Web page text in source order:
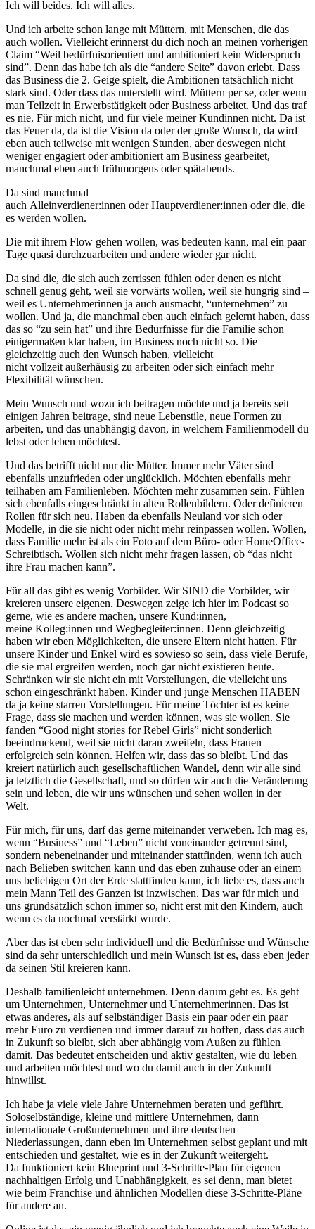
Ich will beides. Ich will alles.
Und ich arbeite schon lange mit Müttern, mit Menschen, die das
auch wollen. Vielleicht erinnerst du dich noch an meinen vorherigen
Claim “Weil bedürfnisorientiert und ambitioniert kein Widerspruch
sind”. Denn das habe ich als die “andere Seite” davon erlebt. Dass
das Business die 2. Geige spielt, die Ambitionen tatsächlich nicht
stark sind. Oder dass das unterstellt wird. Müttern per se, oder wenn
man Teilzeit in Erwerbstätigkeit oder Business arbeitet. Und das traf
es nie. Für mich nicht, und für viele meiner Kundinnen nicht. Da ist
das Feuer da, da ist die Vision da oder der große Wunsch, da wird
eben auch teilweise mit wenigen Stunden, aber deswegen nicht
weniger engagiert oder ambitioniert am Business gearbeitet,
manchmal eben auch frühmorgens oder spätabends.
Da sind manchmal
auch Alleinverdiener:innen oder Hauptverdiener:innen oder die, die
es werden wollen.
Die mit ihrem Flow gehen wollen, was bedeuten kann, mal ein paar
Tage quasi durchzuarbeiten und andere wieder gar nicht.
Da sind die, die sich auch zerrissen fühlen oder denen es nicht
schnell genug geht, weil sie vorwärts wollen, weil sie hungrig sind –
weil es Unternehmerinnen ja auch ausmacht, “unternehmen” zu
wollen. Und ja, die manchmal eben auch einfach gelernt haben, dass
das so “zu sein hat” und ihre Bedürfnisse für die Familie schon
einigermaßen klar haben, im Business noch nicht so. Die
gleichzeitig auch den Wunsch haben, vielleicht
nicht vollzeit außerhäusig zu arbeiten oder sich einfach mehr
Flexibilität wünschen.
Mein Wunsch und wozu ich beitragen möchte und ja bereits seit
einigen Jahren beitrage, sind neue Lebenstile, neue Formen zu
arbeiten, und das unabhängig davon, in welchem Familienmodell du
lebst oder leben möchtest.
Und das betrifft nicht nur die Mütter. Immer mehr Väter sind
ebenfalls unzufrieden oder unglücklich. Möchten ebenfalls mehr
teilhaben am Familienleben. Möchten mehr zusammen sein. Fühlen
sich ebenfalls eingeschränkt in alten Rollenbildern. Oder definieren
Rollen für sich neu. Haben da ebenfalls Neuland vor sich oder
Modelle, in die sie nicht oder nicht mehr reinpassen wollen. Wollen,
dass Familie mehr ist als ein Foto auf dem Büro- oder HomeOffice-
Schreibtisch. Wollen sich nicht mehr fragen lassen, ob “das nicht
ihre Frau machen kann”.
Für all das gibt es wenig Vorbilder. Wir SIND die Vorbilder, wir
kreieren unsere eigenen. Deswegen zeige ich hier im Podcast so
gerne, wie es andere machen, unsere Kund:innen,
meine Kolleg:innen und Wegbegleiter:innen. Denn gleichzeitig
haben wir eben Möglichkeiten, die unsere Eltern nicht hatten. Für
unsere Kinder und Enkel wird es sowieso so sein, dass viele Berufe,
die sie mal ergreifen werden, noch gar nicht existieren heute.
Schränken wir sie nicht ein mit Vorstellungen, die vielleicht uns
schon eingeschränkt haben. Kinder und junge Menschen HABEN
da ja keine starren Vorstellungen. Für meine Töchter ist es keine
Frage, dass sie machen und werden können, was sie wollen. Sie
fanden “Good night stories for Rebel Girls” nicht sonderlich
beeindruckend, weil sie nicht daran zweifeln, dass Frauen
erfolgreich sein können. Helfen wir, dass das so bleibt. Und das
kreiert natürlich auch gesellschaftlichen Wandel, denn wir alle sind
ja letztlich die Gesellschaft, und so dürfen wir auch die Veränderung
sein und leben, die wir uns wünschen und sehen wollen in der
Welt.
Für mich, für uns, darf das gerne miteinander verweben. Ich mag es,
wenn “Business” und “Leben” nicht voneinander getrennt sind,
sondern nebeneinander und miteinander stattfinden, wenn ich auch
nach Belieben switchen kann und das eben zuhause oder an einem
uns beliebigen Ort der Erde stattfinden kann, ich liebe es, dass auch
mein Mann Teil des Ganzen ist inzwischen. Das war für mich und
uns grundsätzlich schon immer so, nicht erst mit den Kindern, auch
wenn es da nochmal verstärkt wurde.
Aber das ist eben sehr individuell und die Bedürfnisse und Wünsche
sind da sehr unterschiedlich und mein Wunsch ist es, dass eben jeder
da seinen Stil kreieren kann.
Deshalb familienleicht unternehmen. Denn darum geht es. Es geht
um Unternehmen, Unternehmer und Unternehmerinnen. Das ist
etwas anderes, als auf selbständiger Basis ein paar oder ein paar
mehr Euro zu verdienen und immer darauf zu hoffen, dass das auch
in Zukunft so bleibt, sich aber abhängig vom Außen zu fühlen
damit. Das bedeutet entscheiden und aktiv gestalten, wie du leben
und arbeiten möchtest und wo du damit auch in der Zukunft
hinwillst.
Ich habe ja viele viele Jahre Unternehmen beraten und geführt.
Soloselbständige, kleine und mittlere Unternehmen, dann
internationale Großunternehmen und ihre deutschen
Niederlassungen, dann eben im Unternehmen selbst geplant und mit
entschieden und gestaltet, wie es in der Zukunft weitergeht.
Da funktioniert kein Blueprint und 3-Schritte-Plan für eigenen
nachhaltigen Erfolg und Unabhängigkeit, es sei denn, man bietet
wie beim Franchise und ähnlichen Modellen diese 3-Schritte-Pläne
für andere an.